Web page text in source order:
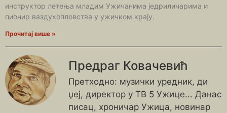
инструктор летења младим Ужичанима једриличарима и
пионир ваздухопловства у ужичком крају.
Прочитај више »
Предраг Ковачевић
Претходно: музички уредник, ди
џеј, директор у ТВ 5 Ужице... Данас
писац, хроничар Ужица, новинар